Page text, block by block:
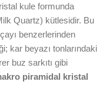
kule formunda
Quartz) kütlesidir. Bu
benzerlerinden
kar beyazı tonlarındaki
buz sarkıtı gibi
piramidal kristal